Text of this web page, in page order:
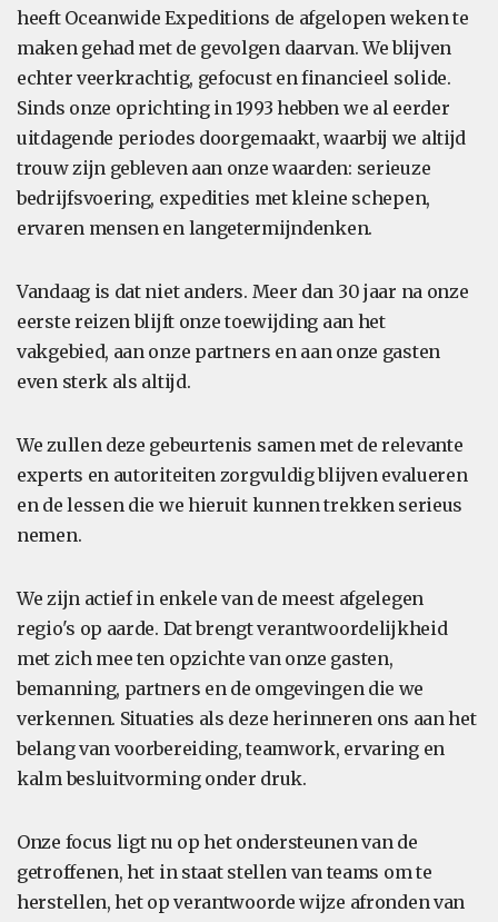
heeft Oceanwide Expeditions de afgelopen weken te
maken gehad met de gevolgen daarvan. We blijven
echter veerkrachtig, gefocust en financieel solide.
Sinds onze oprichting in 1993 hebben we al eerder
uitdagende periodes doorgemaakt, waarbij we altijd
trouw zijn gebleven aan onze waarden: serieuze
bedrijfsvoering, expedities met kleine schepen,
ervaren mensen en langetermijndenken.
Vandaag is dat niet anders. Meer dan 30 jaar na onze
eerste reizen blijft onze toewijding aan het
vakgebied, aan onze partners en aan onze gasten
even sterk als altijd.
We zullen deze gebeurtenis samen met de relevante
experts en autoriteiten zorgvuldig blijven evalueren
en de lessen die we hieruit kunnen trekken serieus
nemen.
We zijn actief in enkele van de meest afgelegen
regio's op aarde. Dat brengt verantwoordelijkheid
met zich mee ten opzichte van onze gasten,
bemanning, partners en de omgevingen die we
verkennen. Situaties als deze herinneren ons aan het
belang van voorbereiding, teamwork, ervaring en
kalm besluitvorming onder druk.
Onze focus ligt nu op het ondersteunen van de
getroffenen, het in staat stellen van teams om te
herstellen, het op verantwoorde wijze afronden van